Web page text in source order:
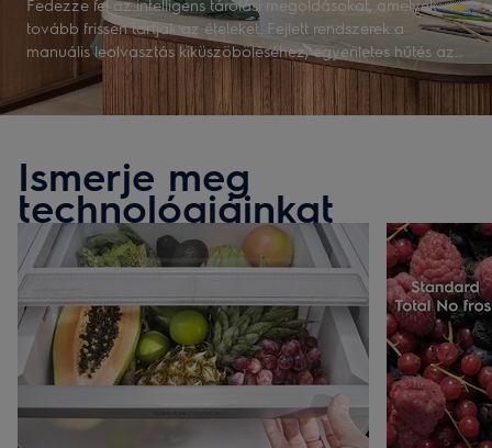
Fedezze fel az intelligens tárolási megoldásokat, amelyek
tovább frissen tartják az ételeket. Fejlett rendszerek a
manuális leolvasztás kiküszöböléséhez, egyenletes hűtés az
optimális frissen tartásért. Fenntartható dizájn, tökéletesen
illeszkedő konyhai megoldások.
Ismerje meg
technológiáinkat